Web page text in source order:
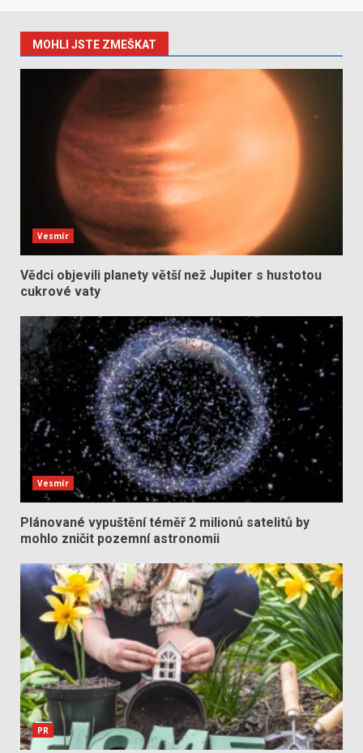
MOHLI JSTE ZMEŠKAT
Vesmír
Vědci objevili planety větší než Jupiter s hustotou
cukrové vaty
Vesmír
Plánované vypuštění téměř 2 milionů satelitů by
mohlo zničit pozemní astronomii
PR